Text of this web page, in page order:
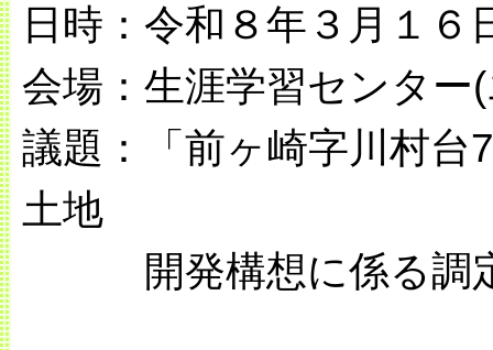
日時：令和８年３月１６
会場：生涯学習センタ
議題：「前ヶ崎字川村
土地
開発構想に係る調